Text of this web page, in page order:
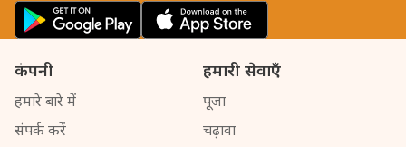
कंपनी
हमारे बारे में
संपर्क करें
हमारी सेवाएँ
पूजा
चढ़ावा